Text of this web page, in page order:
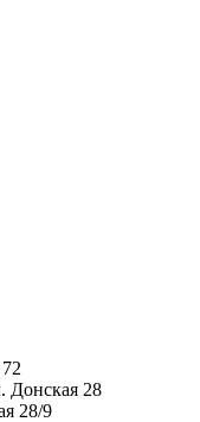
Донская 28
28/9